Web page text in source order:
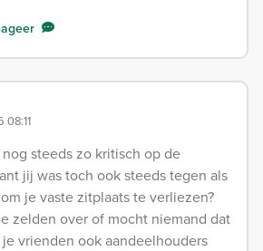
steeds zo kritisch op de
jij was toch ook steeds tegen als
je vaste zitplaats te verliezen?
zelden over of mocht niemand dat
vrienden ook aandeelhouders